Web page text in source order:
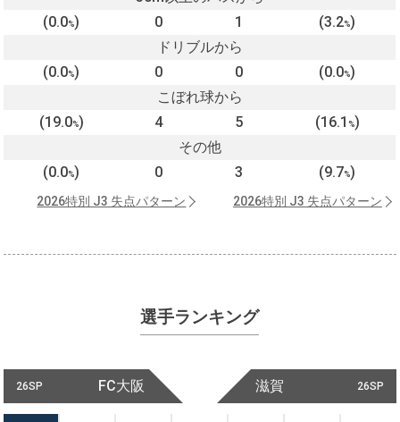
(0.0%) 0 1 (3.2%)
ドリブルから
(0.0%) 0 0 (0.0%)
こぼれ球から
(19.0%) 4 5 (16.1 %)
その他
(0.0%) 0 3 (9.7%)
2026特別 J3 失点パターン 2026特別 J3 失点パターン
選手ランキング
26SP FC大阪 26SP
滋賀